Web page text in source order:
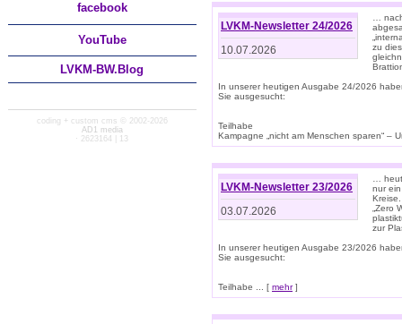
facebook
YouTube
LVKM-BW.Blog
coding + custom cms © 2002-2026
AD1 media
· 2623164 | 13
LVKM-Newsletter 24/2026
10.07.2026
…
zu
In unserer heutigen Ausgabe 24/2026
Sie ausgesucht:
Teilhabe
Kampagne „nicht am Menschen sparen“ –
LVKM-Newsletter 23/2026
03.07.2026
…
nur
„Zero
zur
In unserer heutigen Ausgabe 23/2026
Sie ausgesucht:
Teilhabe ... [ mehr]